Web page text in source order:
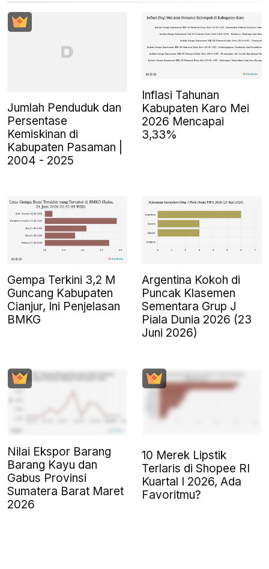
Jumlah Penduduk dan
Persentase
Kemiskinan di
Kabupaten Pasaman |
2004 - 2025
Inflasi Tahunan
Kabupaten Karo Mei
2026 Mencapai
3,33%
Gempa Terkini 3,2 M
Guncang Kabupaten
Cianjur, Ini Penjelasan
BMKG
Argentina Kokoh di
Puncak Klasemen
Sementara Grup J
Piala Dunia 2026 (23
Juni 2026)
Nilai Ekspor Barang
Barang Kayu dan
Gabus Provinsi
Sumatera Barat Maret
2026
10 Merek Lipstik
Terlaris di Shopee RI
Kuartal I 2026, Ada
Favoritmu?